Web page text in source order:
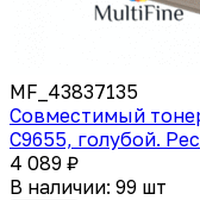
MF_43837135
Совместимый
C9655, голубой.
4 089 ₽
В наличии: 99 шт